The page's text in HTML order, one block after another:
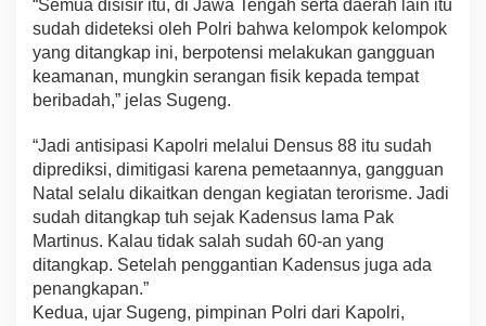
“Semua disisir itu, di Jawa Tengah serta daerah lain itu
sudah dideteksi oleh Polri bahwa kelompok kelompok
yang ditangkap ini, berpotensi melakukan gangguan
keamanan, mungkin serangan fisik kepada tempat
beribadah,” jelas Sugeng.
“Jadi antisipasi Kapolri melalui Densus 88 itu sudah
diprediksi, dimitigasi karena pemetaannya, gangguan
Natal selalu dikaitkan dengan kegiatan terorisme. Jadi
sudah ditangkap tuh sejak Kadensus lama Pak
Martinus. Kalau tidak salah sudah 60-an yang
ditangkap. Setelah penggantian Kadensus juga ada
penangkapan.”
Kedua, ujar Sugeng, pimpinan Polri dari Kapolri,